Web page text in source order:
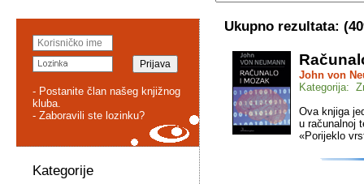
- Postanite član našeg knjižnog
kluba.
- Zaboravili ste lozinku?
Kategorije
Ukupno rezultata: (
John von
Kategorija:
Ova knjiga
u računalnoj
«Porijeklo